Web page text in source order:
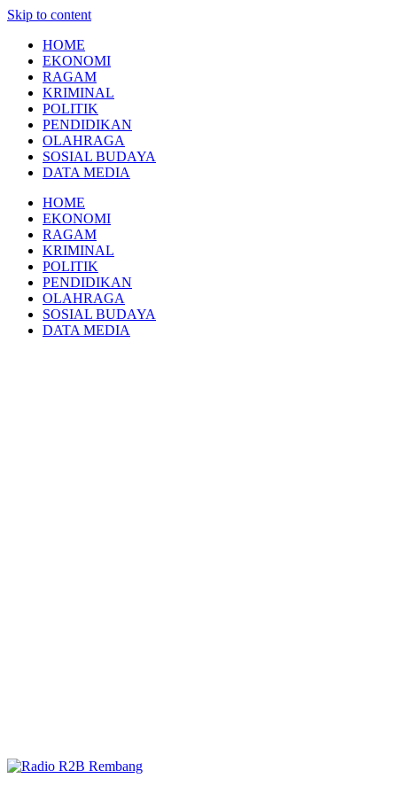
Skip to content
HOME
EKONOMI
RAGAM
KRIMINAL
POLITIK
PENDIDIKAN
OLAHRAGA
SOSIAL BUDAYA
DATA MEDIA
HOME
EKONOMI
RAGAM
KRIMINAL
POLITIK
PENDIDIKAN
OLAHRAGA
SOSIAL BUDAYA
DATA MEDIA